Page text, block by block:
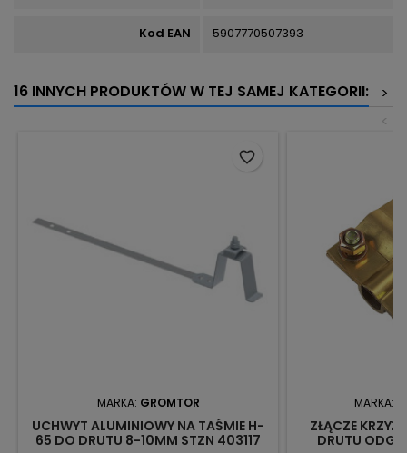
Kod EAN 5907770507393
16 INNYCH PRODUKTÓW W TEJ SAMEJ KATEGORII:
>
<
MARKA: GROMTOR
UCHWYT ALUMINIOWY NA TAŚMIE H-
65 DO DRUTU 8-10MM STZN 403117
favorite_border
MARKA:
ZŁĄCZE
DRUTU